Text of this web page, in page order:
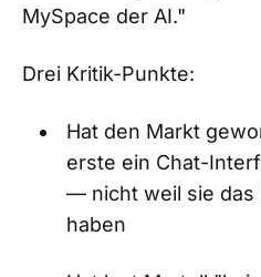
MySpace der AI."
Drei Kritik-Punkte:
Hat den Markt
erste ein Chat-
— nicht weil sie das
haben